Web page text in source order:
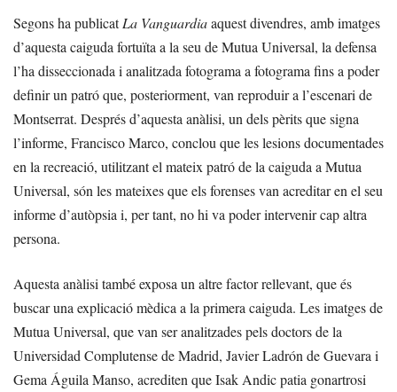
Segons ha publicatLa Vanguardiaaquest divendres, amb imatges
d’aquesta caiguda fortuïta a la seu de Mutua Universal, la defensa
l’ha disseccionada i analitzada fotograma a fotograma fins a poder
definir un patró que, posteriorment, van reproduir a l’escenari de
Montserrat. Després d’aquesta anàlisi, un dels pèrits que signa
l’informe, Francisco Marco, conclou que les lesions documentades
en la recreació, utilitzant el mateix patró de la caiguda a Mutua
Universal, són les mateixes que els forenses van acreditar en el seu
informe d’autòpsia i, per tant, no hi va poder intervenir cap altra
persona.
Aquesta anàlisi també exposa un altre factor rellevant, que és
buscar una explicació mèdica a la primera caiguda. Les imatges de
Mutua Universal, que van ser analitzades pels doctors de la
Universidad Complutense de Madrid, Javier Ladrón de Guevara i
Gema Águila Manso, acrediten que Isak Andic patia gonartrosi